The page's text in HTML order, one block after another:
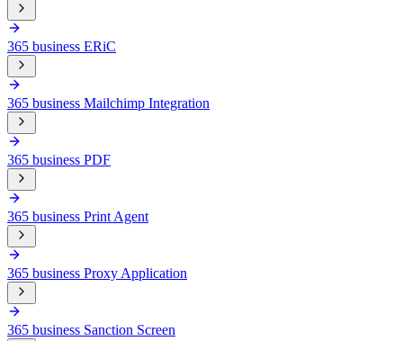
365 business ERiC
365 business Mailchimp Integration
365 business PDF
365 business Print Agent
365 business Proxy Application
365 business Sanction Screen